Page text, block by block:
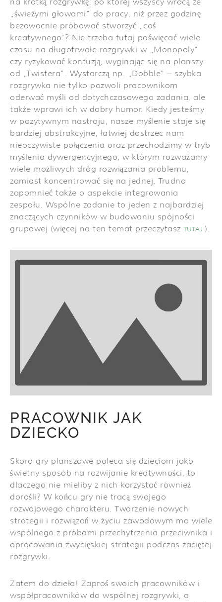
„świeżymi głowami” do pracy, niż przez godzinę
bezowocnie próbować stworzyć „coś
kreatywnego”? Nie trzeba tutaj poświęcać wiele
czasu na długotrwałe rozgrywki w „Monopoly”
czy ryzykować kontuzją, wyginając się na planszy
od „Twistera”. Wystarczą np. „Dobble” – szybka
rozgrywka nie tylko pozwoli pracownikom
oderwać myśli od dotychczasowego zadania, ale
także wprawi ich w dobry humor. Kiedy jesteśmy
w pozytywnym nastroju, nasze myślenie staje się
bardziej abstrakcyjne, łatwiej dostrzec nam
nieoczywiste połączenia oraz przechodzimy w tryb
myślenia dywergencyjnego, w którym rozważamy
wiele możliwych dróg rozwiązania problemu,
zamiast koncentrować się na jednej. Trudno
zapomnieć także o aspekcie integrowania
zespołu. Wspólne zadanie to jeden z najbardziej
znaczących czynników w budowaniu spójności
grupowej (więcej na ten temat przeczytasz TUTAJ ).
PRACOWNIK JAK
DZIECKO
Skoro gry planszowe poleca się dzieciom jako
świetny sposób na rozwijanie kreatywności, to
dlaczego nie mieliby z nich korzystać również
dorośli? W końcu gry nie tracą swojego
rozwojowego charakteru. Tworzenie nowych
strategii i rozwiązań w życiu zawodowym ma wiele
wspólnego z próbami przechytrzenia przeciwnika i
opracowania zwycięskiej strategii podczas zaciętej
rozgrywki.
Zatem do dzieła! Zaproś swoich pracowników i
współpracowników do wspólnej rozgrywki, a